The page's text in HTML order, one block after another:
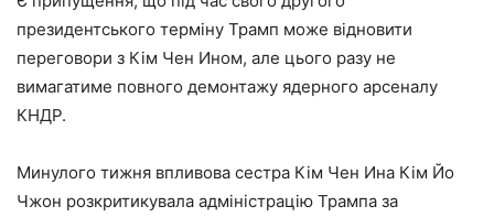
президентського терміну Трамп може відновити
переговори з Кім Чен Ином, але цього разу не
вимагатиме повного демонтажу ядерного арсеналу
КНДР.
Минулого тижня впливова сестра Кім Чен Ина Кім Йо
Чжон розкритикувала адміністрацію Трампа за